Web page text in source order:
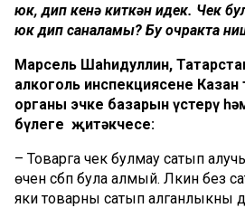
юк, дип кенә киткән идек. Чек
юк дип саналамы? Бу очракта
Марсель Шаһидуллин,
алкоголь инспекциясенең
органы эчке базарын үстерү
бүлеге җитәкчесе:
– Товарга чек булмау сатып
өчен сәбәп була алмый. Ләкин без
яки товарны сатып алганлыкны